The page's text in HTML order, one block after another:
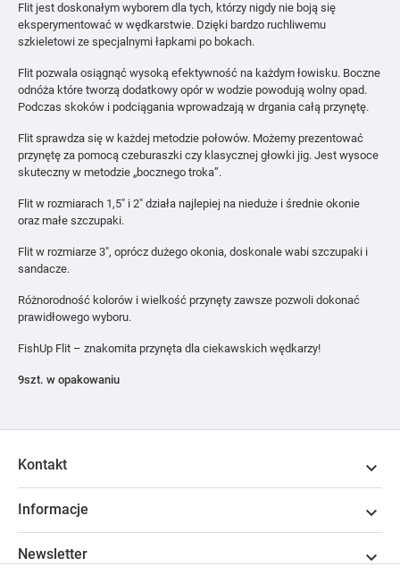
Flit jest doskonałym wyborem dla tych, którzy nigdy nie boją się
eksperymentować w wędkarstwie. Dzięki bardzo ruchliwemu
szkieletowi ze specjalnymi łapkami po bokach.
Flit pozwala osiągnąć wysoką efektywność na każdym łowisku. Boczne
odnóża które tworzą dodatkowy opór w wodzie powodują wolny opad.
Podczas skoków i podciągania wprowadzają w drgania całą przynętę.
Flit sprawdza się w każdej metodzie połowów. Możemy prezentować
przynętę za pomocą czeburaszki czy klasycznej głowki jig. Jest wysoce
skuteczny w metodzie „bocznego troka”.
Flit w rozmiarach 1,5″ i 2″ działa najlepiej na nieduże i średnie okonie
oraz małe szczupaki.
Flit w rozmiarze 3″, oprócz dużego okonia, doskonale wabi szczupaki i
sandacze.
Różnorodność kolorów i wielkość przynęty zawsze pozwoli dokonać
prawidłowego wyboru.
FishUp Flit – znakomita przynęta dla ciekawskich wędkarzy!
9szt. w opakowaniu
Kontakt 
Informacje 
Newsletter 